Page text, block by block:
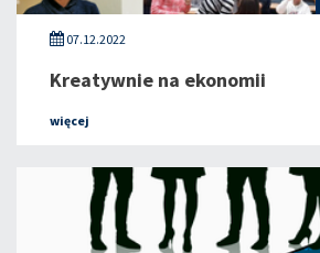
07.12.2022
Kreatywnie na ekonomii
więcej